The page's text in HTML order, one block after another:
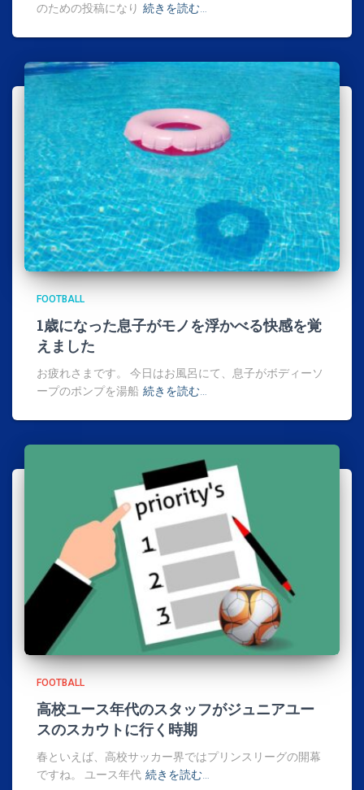
のための投稿になり 続きを読む…
FOOTBALL
1歳になった息子がモノを浮かべる快感を覚
えました
お疲れさまです。 今日はお風呂にて、息子がボディーソ
ープのポンプを湯船 続きを読む…
FOOTBALL
高校ユース年代のスタッフがジュニアユー
スのスカウトに行く時期
春といえば、高校サッカー界ではプリンスリーグの開幕
ですね。 ユース年代 続きを読む…